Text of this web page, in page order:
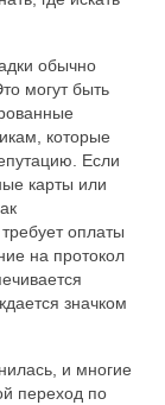
обычно
могут быть
которые
Если
карты или
оплаты
на протокол
значком
и многие
переход по